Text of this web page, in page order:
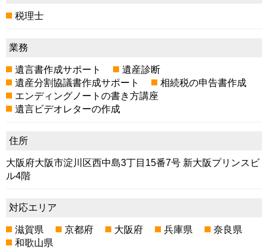
税理士
業務
遺言書作成サポート
遺産診断
遺産分割協議書作成サポート
相続税の申告書作成
エンディングノートの書き方講座
遺言ビデオレターの作成
住所
大阪府大阪市淀川区西中島3丁目15番7号 新大阪プリンスビ
ル4階
対応エリア
滋賀県 京都府 大阪府 兵庫県
奈良県
和歌山県